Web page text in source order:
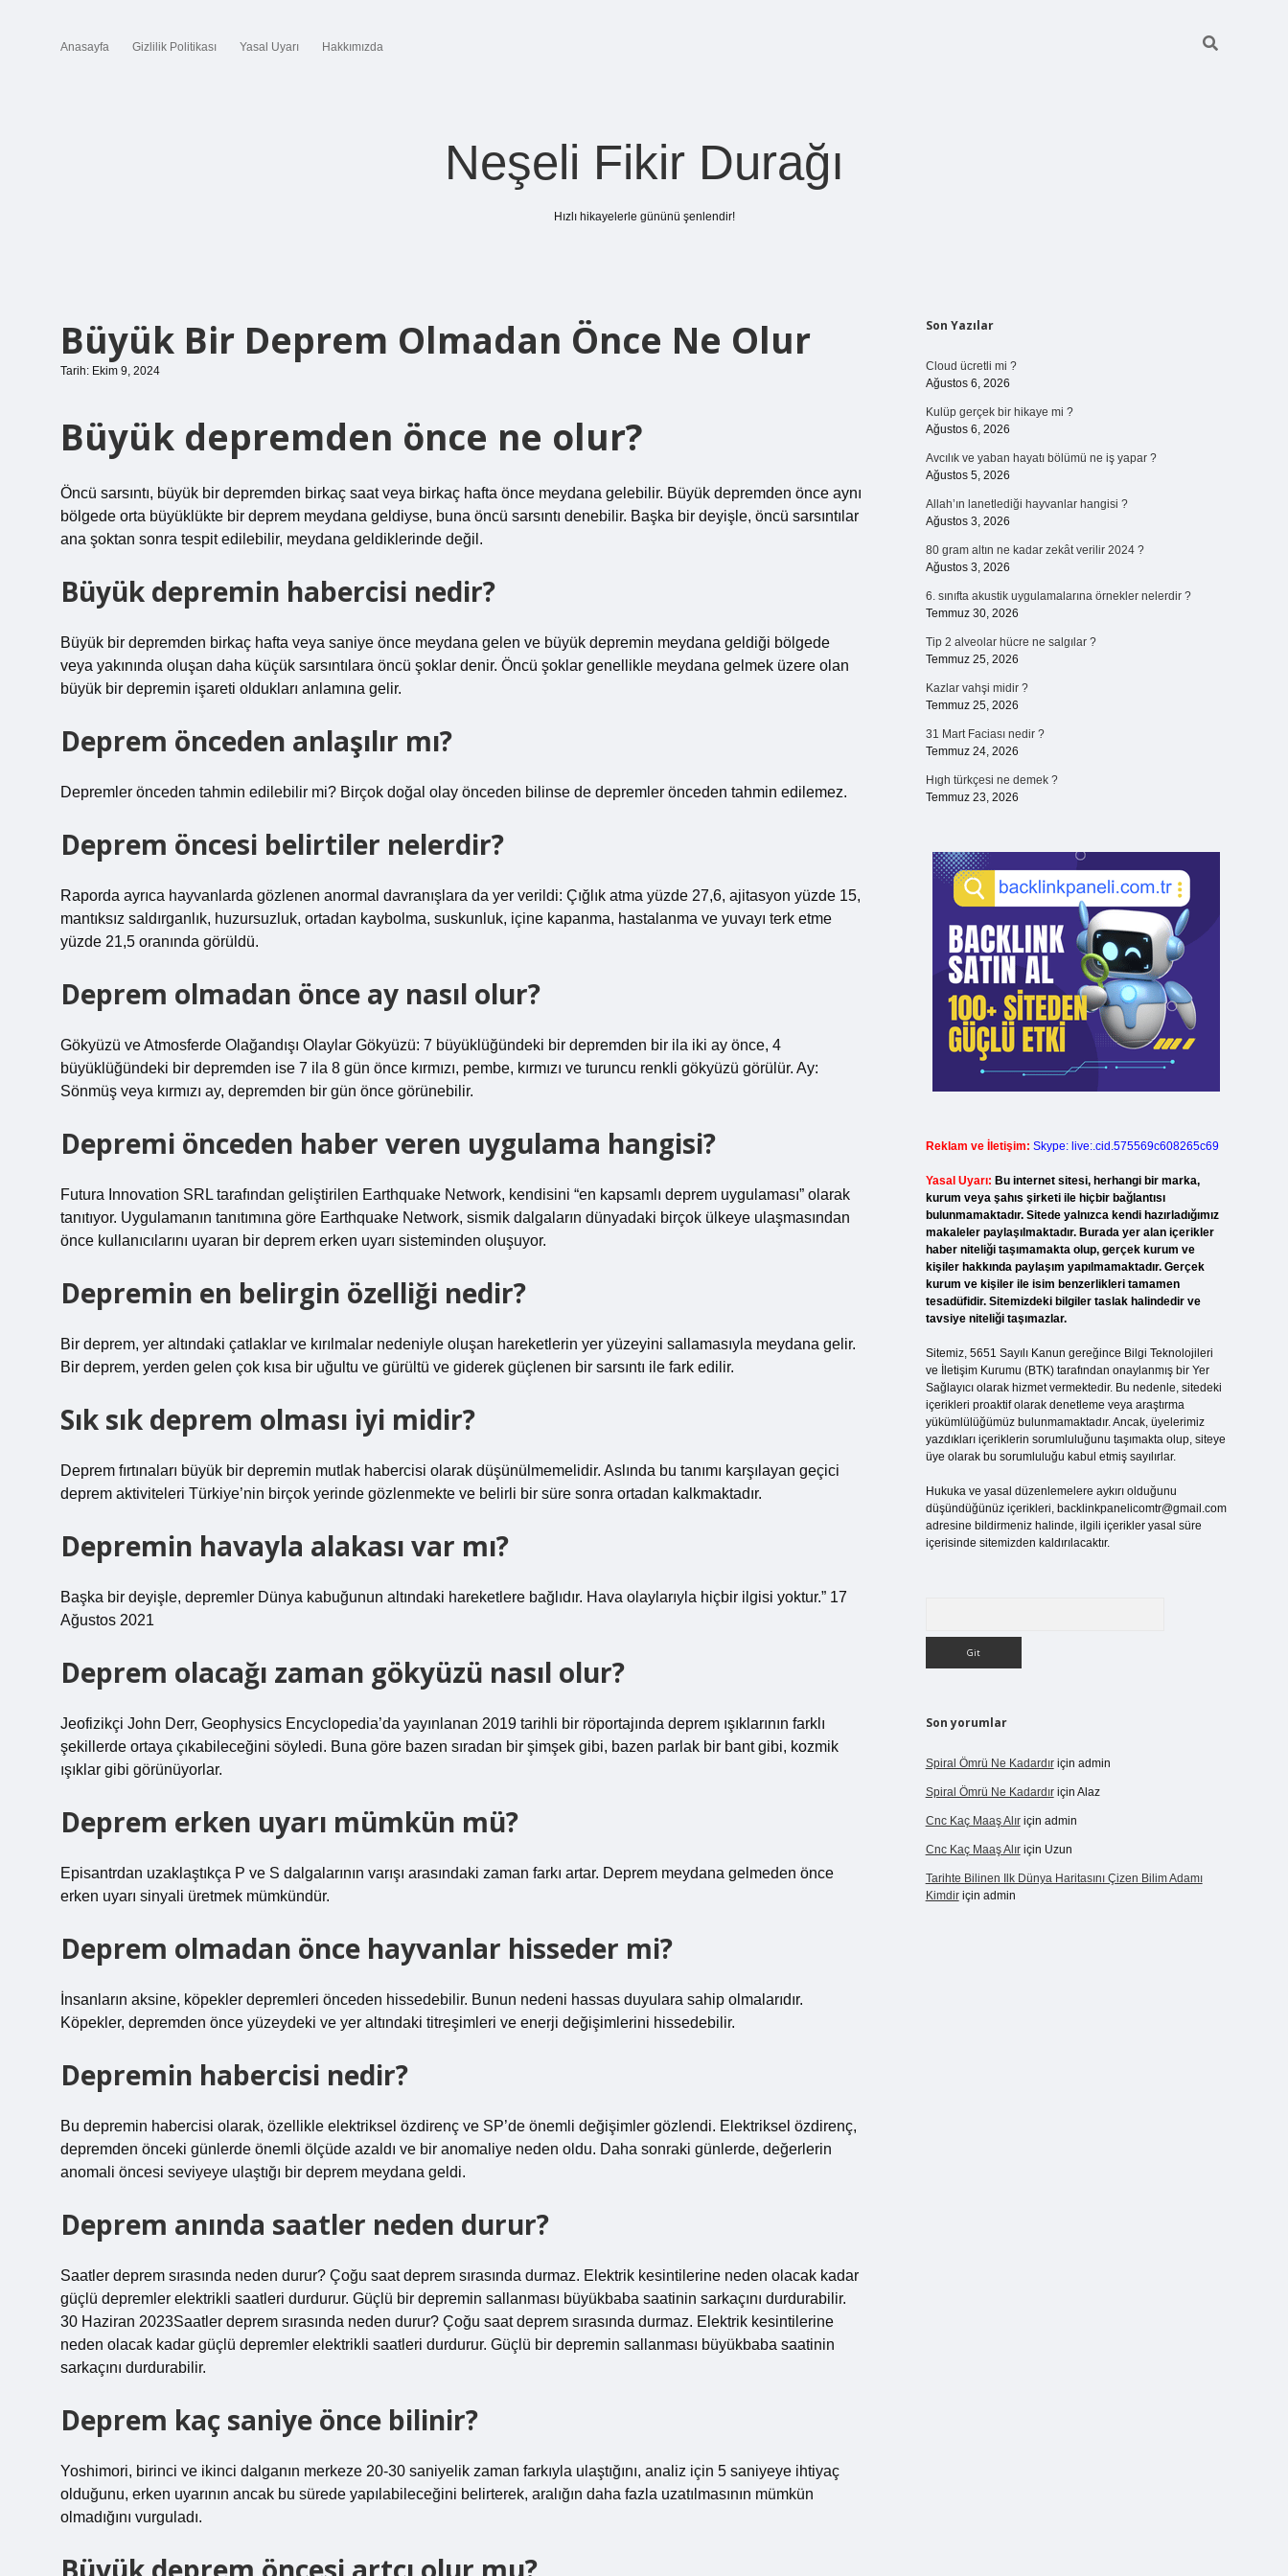
Anasayfa Gizlilik Politikası Yasal Uyarı Hakkımızda
Neşeli Fikir Durağı
Hızlı hikayelerle gününü şenlendir!
Büyük Bir Deprem Olmadan Önce Ne Olur
Tarih: Ekim 9, 2024
Büyük depremden önce ne olur?
Öncü sarsıntı, büyük bir depremden birkaç saat veya birkaç hafta önce meydana gelebilir. Büyük depremden önce aynı
bölgede orta büyüklükte bir deprem meydana geldiyse, buna öncü sarsıntı denebilir. Başka bir deyişle, öncü sarsıntılar
ana şoktan sonra tespit edilebilir, meydana geldiklerinde değil.
Büyük depremin habercisi nedir?
Büyük bir depremden birkaç hafta veya saniye önce meydana gelen ve büyük depremin meydana geldiği bölgede
veya yakınında oluşan daha küçük sarsıntılara öncü şoklar denir. Öncü şoklar genellikle meydana gelmek üzere olan
büyük bir depremin işareti oldukları anlamına gelir.
Deprem önceden anlaşılır mı?
Depremler önceden tahmin edilebilir mi? Birçok doğal olay önceden bilinse de depremler önceden tahmin edilemez.
Deprem öncesi belirtiler nelerdir?
Raporda ayrıca hayvanlarda gözlenen anormal davranışlara da yer verildi: Çığlık atma yüzde 27,6, ajitasyon yüzde 15,
mantıksız saldırganlık, huzursuzluk, ortadan kaybolma, suskunluk, içine kapanma, hastalanma ve yuvayı terk etme
yüzde 21,5 oranında görüldü.
Deprem olmadan önce ay nasıl olur?
Gökyüzü ve Atmosferde Olağandışı Olaylar Gökyüzü: 7 büyüklüğündeki bir depremden bir ila iki ay önce, 4
büyüklüğündeki bir depremden ise 7 ila 8 gün önce kırmızı, pembe, kırmızı ve turuncu renkli gökyüzü görülür. Ay:
Sönmüş veya kırmızı ay, depremden bir gün önce görünebilir.
Depremi önceden haber veren uygulama hangisi?
Futura Innovation SRL tarafından geliştirilen Earthquake Network, kendisini “en kapsamlı deprem uygulaması” olarak
tanıtıyor. Uygulamanın tanıtımına göre Earthquake Network, sismik dalgaların dünyadaki birçok ülkeye ulaşmasından
önce kullanıcılarını uyaran bir deprem erken uyarı sisteminden oluşuyor.
Depremin en belirgin özelliği nedir?
Bir deprem, yer altındaki çatlaklar ve kırılmalar nedeniyle oluşan hareketlerin yer yüzeyini sallamasıyla meydana gelir.
Bir deprem, yerden gelen çok kısa bir uğultu ve gürültü ve giderek güçlenen bir sarsıntı ile fark edilir.
Sık sık deprem olması iyi midir?
Deprem fırtınaları büyük bir depremin mutlak habercisi olarak düşünülmemelidir. Aslında bu tanımı karşılayan geçici
deprem aktiviteleri Türkiye’nin birçok yerinde gözlenmekte ve belirli bir süre sonra ortadan kalkmaktadır.
Depremin havayla alakası var mı?
Başka bir deyişle, depremler Dünya kabuğunun altındaki hareketlere bağlıdır. Hava olaylarıyla hiçbir ilgisi yoktur.” 17
Ağustos 2021
Deprem olacağı zaman gökyüzü nasıl olur?
Jeofizikçi John Derr, Geophysics Encyclopedia’da yayınlanan 2019 tarihli bir röportajında ​​deprem ışıklarının farklı
şekillerde ortaya çıkabileceğini söyledi. Buna göre bazen sıradan bir şimşek gibi, bazen parlak bir bant gibi, kozmik
ışıklar gibi görünüyorlar.
Deprem erken uyarı mümkün mü?
Episantrdan uzaklaştıkça P ve S dalgalarının varışı arasındaki zaman farkı artar. Deprem meydana gelmeden önce
erken uyarı sinyali üretmek mümkündür.
Deprem olmadan önce hayvanlar hisseder mi?
İnsanların aksine, köpekler depremleri önceden hissedebilir. Bunun nedeni hassas duyulara sahip olmalarıdır.
Köpekler, depremden önce yüzeydeki ve yer altındaki titreşimleri ve enerji değişimlerini hissedebilir.
Depremin habercisi nedir?
Bu depremin habercisi olarak, özellikle elektriksel özdirenç ve SP’de önemli değişimler gözlendi. Elektriksel özdirenç,
depremden önceki günlerde önemli ölçüde azaldı ve bir anomaliye neden oldu. Daha sonraki günlerde, değerlerin
anomali öncesi seviyeye ulaştığı bir deprem meydana geldi.
Deprem anında saatler neden durur?
Saatler deprem sırasında neden durur? Çoğu saat deprem sırasında durmaz. Elektrik kesintilerine neden olacak kadar
güçlü depremler elektrikli saatleri durdurur. Güçlü bir depremin sallanması büyükbaba saatinin sarkaçını durdurabilir.
30 Haziran 2023Saatler deprem sırasında neden durur? Çoğu saat deprem sırasında durmaz. Elektrik kesintilerine
neden olacak kadar güçlü depremler elektrikli saatleri durdurur. Güçlü bir depremin sallanması büyükbaba saatinin
sarkaçını durdurabilir.
Deprem kaç saniye önce bilinir?
Yoshimori, birinci ve ikinci dalganın merkeze 20-30 saniyelik zaman farkıyla ulaştığını, analiz için 5 saniyeye ihtiyaç
olduğunu, erken uyarının ancak bu sürede yapılabileceğini belirterek, aralığın daha fazla uzatılmasının mümkün
olmadığını vurguladı.
Sidebar
Son Yazılar
Cloud ücretli mi ?
Ağustos 6, 2026
Kulüp gerçek bir hikaye mi ?
Ağustos 6, 2026
Avcılık ve yaban hayatı bölümü ne iş yapar ?
Ağustos 5, 2026
Allah’ın lanetlediği hayvanlar hangisi ?
Ağustos 3, 2026
80 gram altın ne kadar zekât verilir 2024 ?
Ağustos 3, 2026
6. sınıfta akustik uygulamalarına örnekler nelerdir ?
Temmuz 30, 2026
Tip 2 alveolar hücre ne salgılar ?
Temmuz 25, 2026
Kazlar vahşi midir ?
Temmuz 25, 2026
31 Mart Faciası nedir ?
Temmuz 24, 2026
Hıgh türkçesi ne demek ?
Temmuz 23, 2026
Reklam ve İletişim: Skype: live:.cid.575569c608265c69
Yasal Uyarı: Bu internet sitesi, herhangi bir marka,
kurum veya şahıs şirketi ile hiçbir bağlantısı
bulunmamaktadır. Sitede yalnızca kendi hazırladığımız
makaleler paylaşılmaktadır. Burada yer alan içerikler
haber niteliği taşımamakta olup, gerçek kurum ve
kişiler hakkında paylaşım yapılmamaktadır. Gerçek
kurum ve kişiler ile isim benzerlikleri tamamen
tesadüfidir. Sitemizdeki bilgiler taslak halindedir ve
tavsiye niteliği taşımazlar.
Sitemiz, 5651 Sayılı Kanun gereğince Bilgi Teknolojileri
ve İletişim Kurumu (BTK) tarafından onaylanmış bir Yer
Sağlayıcı olarak hizmet vermektedir. Bu nedenle, sitedeki
içerikleri proaktif olarak denetleme veya araştırma
yükümlülüğümüz bulunmamaktadır. Ancak, üyelerimiz
yazdıkları içeriklerin sorumluluğunu taşımakta olup, siteye
üye olarak bu sorumluluğu kabul etmiş sayılırlar.
Hukuka ve yasal düzenlemelere aykırı olduğunu
düşündüğünüz içerikleri, backlinkpanelicomtr@gmail.com
adresine bildirmeniz halinde, ilgili içerikler yasal süre
içerisinde sitemizden kaldırılacaktır.
Son yorumlar
Spiral Ömrü Ne Kadardıriçin admin
Spiral Ömrü Ne Kadardıriçin Alaz
Cnc Kaç Maaş Alıriçin admin
Cnc Kaç Maaş Alıriçin Uzun
Tarihte Bilinen Ilk Dünya Haritasını Çizen Bilim Adamı
Kimdiriçin admin